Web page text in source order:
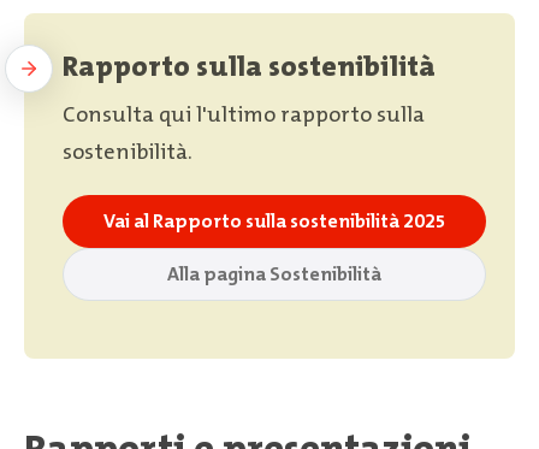
Rapporto sulla sostenibilità
Consulta qui l'ultimo rapporto sulla
sostenibilità.
Vai al Rapporto sulla sostenibilità 2025
Alla pagina Sostenibilità